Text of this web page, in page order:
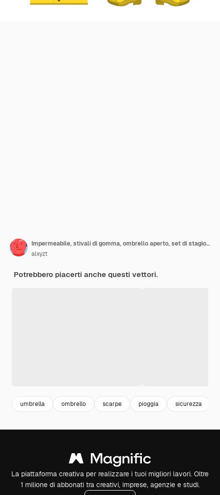
Impermeabile, stivali di gomma, ombrello aperto, set di stagione delle piogge in piano
alxyzt
Potrebbero piacerti anche questi vettori.
umbrella ombrello scarpe pioggia sicurezza
La piattaforma creativa per realizzare i tuoi migliori lavori. Oltre
1 milione di abbonati tra creativi, imprese, agenzie e studi.